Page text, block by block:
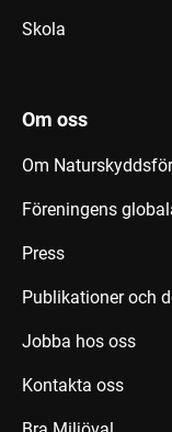
Skola
Om oss
Om
Föreningens
Press
Publikationer och
Jobba hos oss
Kontakta oss